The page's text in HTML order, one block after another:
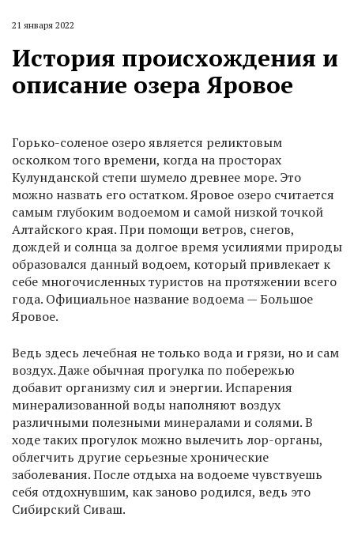
21 января 2022
История происхождения и
описание озера Яровое
Горько-соленое озеро является реликтовым
осколком того времени, когда на просторах
Кулунданской степи шумело древнее море. Это
можно назвать его остатком. Яровое озеро считается
самым глубоким водоемом и самой низкой точкой
Алтайского края. При помощи ветров, снегов,
дождей и солнца за долгое время усилиями природы
образовался данный водоем, который привлекает к
себе многочисленных туристов на протяжении всего
года. Официальное название водоема — Большое
Яровое.
Ведь здесь лечебная не только вода и грязи, но и сам
воздух. Даже обычная прогулка по побережью
добавит организму сил и энергии. Испарения
минерализованной воды наполняют воздух
различными полезными минералами и солями. В
ходе таких прогулок можно вылечить лор-органы,
облегчить другие серьезные хронические
заболевания. После отдыха на водоеме чувствуешь
себя отдохнувшим, как заново родился, ведь это
Сибирский Сиваш.